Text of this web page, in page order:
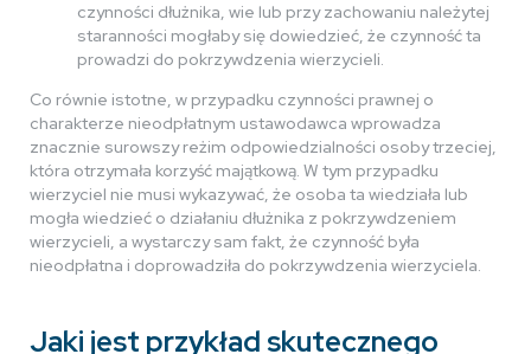
czynności dłużnika, wie lub przy zachowaniu należytej
staranności mogłaby się dowiedzieć, że czynność ta
prowadzi do pokrzywdzenia wierzycieli.
Co równie istotne, w przypadku czynności prawnej o
charakterze nieodpłatnym ustawodawca wprowadza
znacznie surowszy reżim odpowiedzialności osoby trzeciej,
która otrzymała korzyść majątkową. W tym przypadku
wierzyciel nie musi wykazywać, że osoba ta wiedziała lub
mogła wiedzieć o działaniu dłużnika z pokrzywdzeniem
wierzycieli, a wystarczy sam fakt, że czynność była
nieodpłatna i doprowadziła do pokrzywdzenia wierzyciela.
Jaki jest przykład skutecznego